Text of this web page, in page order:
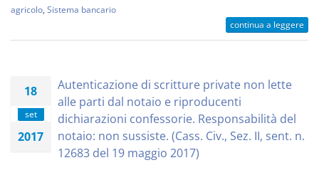
agricolo Sistema bancario
continua a leggere
18
set
2017
Autenticazione di scritture private non lette
alle parti dal notaio e riproducenti
dichiarazioni confessorie. Responsabilità del
notaio: non sussiste. (Cass. Civ., Sez. II, sent. n.
12683 del 19 maggio 2017)